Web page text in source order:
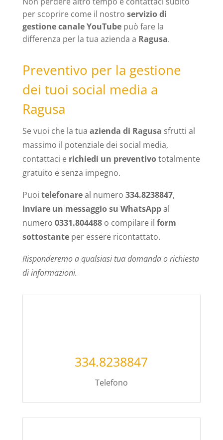
per scoprire come il nostro servizio di
gestione canale YouTubepuò fare la
differenza per la tua azienda a Ragusa.
Preventivo per la gestione
dei tuoi social media a
Ragusa
Se vuoi che la tua azienda di Ragusa sfrutti al
massimo il potenziale dei social media,
contattaci e richiedi un preventivototalmente
gratuito e senza impegno.
Puoi telefonareal numero 334.8238847,
inviare un messaggio su WhatsAppal
numero 0331.804488o compilare il form
sottostanteper essere ricontattato.
Risponderemo a qualsiasi tua domanda o richiesta
di informazioni.
334.8238847
Telefono